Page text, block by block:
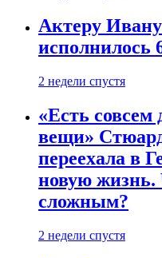
Актеру
исполнилось
2 недели спустя
«Есть совсем
вещи»
переехала в
новую
сложным?
2 недели спустя